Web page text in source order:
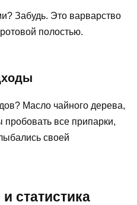
Забудь. Это варварство
полостью.
Масло чайного дерева,
все припарки,
своей
статистика